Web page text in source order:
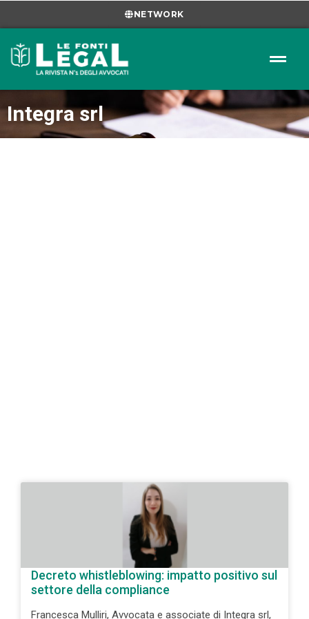
NETWORK
Integra srl
Decreto whistleblowing: impatto positivo sul
settore della compliance
Francesca Mulliri, Avvocata e associate di Integra srl,